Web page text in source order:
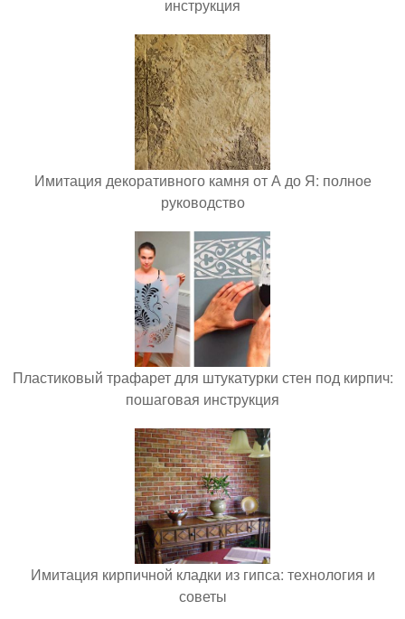
инструкция
Имитация декоративного камня от А до Я: полное
руководство
Пластиковый трафарет для штукатурки стен под кирпич:
пошаговая инструкция
Имитация кирпичной кладки из гипса: технология и
советы